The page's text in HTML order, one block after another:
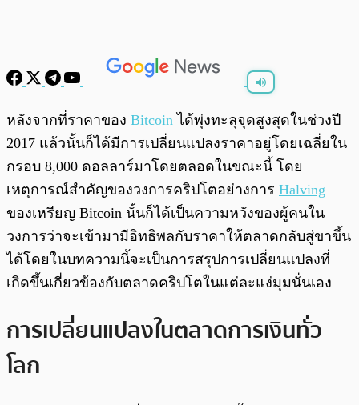
พร้อมเล่น / 0:00
หลังจากที่ราคาของ Bitcoin ได้พุ่งทะลุจุดสูงสุดในช่วงปี
2017 แล้วนั้นก็ได้มีการเปลี่ยนแปลงราคาอยู่โดยเฉลี่ยใน
กรอบ 8,000 ดอลลาร์มาโดยตลอดในขณะนี้ โดย
เหตุการณ์สำคัญของวงการคริปโตอย่างการ Halving
ของเหรียญ Bitcoin นั้นก็ได้เป็นความหวังของผู้คนใน
วงการว่าจะเข้ามามีอิทธิพลกับราคาให้ตลาดกลับสู่ขาขึ้น
ได้โดยในบทความนี้จะเป็นการสรุปการเปลี่ยนแปลงที่
เกิดขึ้นเกี่ยวข้องกับตลาดคริปโตในแต่ละแง่มุมนั่นเอง
การเปลี่ยนแปลงในตลาดการเงินทั่ว
โลก